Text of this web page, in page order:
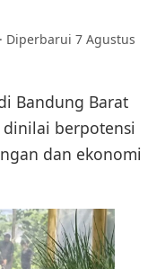
· Diperbarui 7 Agustus
Bandung Barat
berpotensi
dan ekonomi